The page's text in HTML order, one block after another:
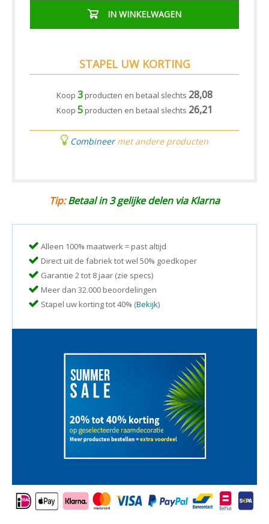
IN WINKELWAGEN
STAPEL UW KORTING
Koop 3 producten en betaal slechts 28,08
Koop 5 producten en betaal slechts 26,21
Combineermet andere producten
Tip:Betaal in 3 gelijke delen via Klarna
Alleen 100% maatwerk = past altijd
Direct uit de fabriek tot wel 50% goedkoper
Garantie 2 tot 8 jaar (zie specs)
Meer dan 32.000 beoordelingen
Stapel uw korting tot 40% (Bekijk)